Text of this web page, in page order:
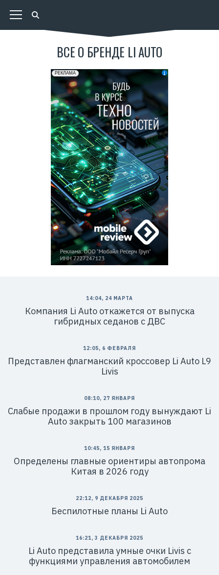
ВСЕ О БРЕНДЕ LI AUTO
14:04, 24 МАРТА
Компания Li Auto откажется от выпуска
гибридных седанов с ДВС
12:05, 6 ФЕВРАЛЯ
Представлен флагманский кроссовер Li Auto L9
Livis
08:10, 27 ЯНВАРЯ
Слабые продажи в прошлом году вынуждают Li
Auto закрыть 100 магазинов
10:45, 15 ЯНВАРЯ
Определены главные ориентиры автопрома
Китая в 2026 году
22:12, 9 ДЕКАБРЯ 2025
Беспилотные планы Li Auto
16:21, 3 ДЕКАБРЯ 2025
Li Auto представила умные очки Livis с
функциями управления автомобилем